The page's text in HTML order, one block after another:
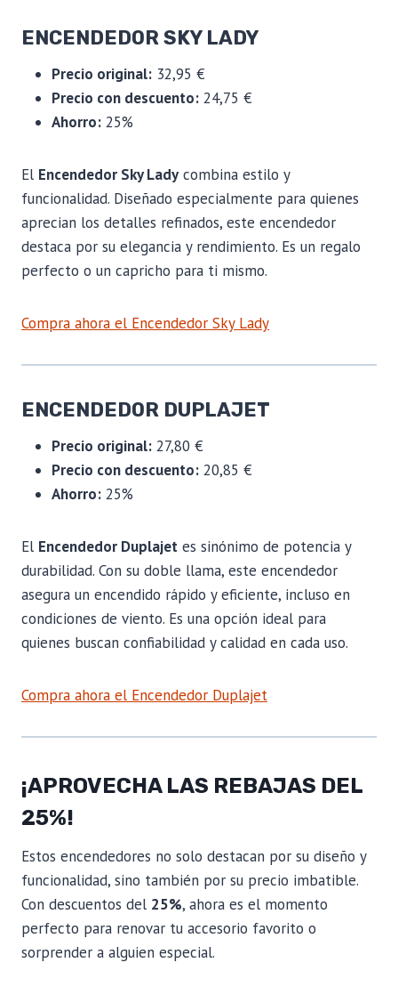
ENCENDEDOR SKY LADY
Precio original: 32,95 €
Precio con descuento: 24,75 €
Ahorro: 25%
El Encendedor Sky Lady combina estilo y
funcionalidad. Diseñado especialmente para quienes
aprecian los detalles refinados, este encendedor
destaca por su elegancia y rendimiento. Es un regalo
perfecto o un capricho para ti mismo.
Compra ahora el Encendedor Sky Lady
ENCENDEDOR DUPLAJET
Precio original: 27,80 €
Precio con descuento: 20,85 €
Ahorro: 25%
El Encendedor Duplajet es sinónimo de potencia y
durabilidad. Con su doble llama, este encendedor
asegura un encendido rápido y eficiente, incluso en
condiciones de viento. Es una opción ideal para
quienes buscan confiabilidad y calidad en cada uso.
Compra ahora el Encendedor Duplajet
¡APROVECHA LAS REBAJAS DEL
25%!
Estos encendedores no solo destacan por su diseño y
funcionalidad, sino también por su precio imbatible.
Con descuentos del 25%, ahora es el momento
perfecto para renovar tu accesorio favorito o
sorprender a alguien especial.